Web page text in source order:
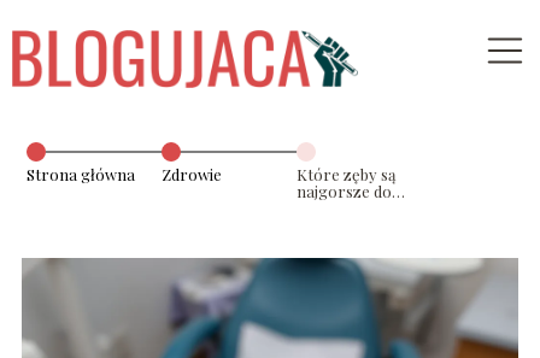
Strona główna Zdrowie
Które zęby są
najgorsze do